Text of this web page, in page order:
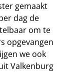
gemaakt
dag de
om te
opgevangen
we ook
Valkenburg